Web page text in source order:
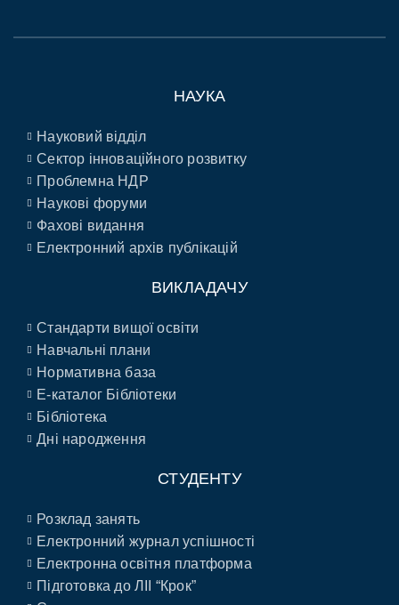
НАУКА
Науковий відділ
Сектор інноваційного розвитку
Проблемна НДР
Наукові форуми
Фахові видання
Електронний архів публікацій
ВИКЛАДАЧУ
Стандарти вищої освіти
Навчальні плани
Нормативна база
E-каталог Бібліотеки
Бібліотека
Дні народження
СТУДЕНТУ
Розклад занять
Електронний журнал успішності
Електронна освітня платформа
Підготовка до ЛІІ “Крок”